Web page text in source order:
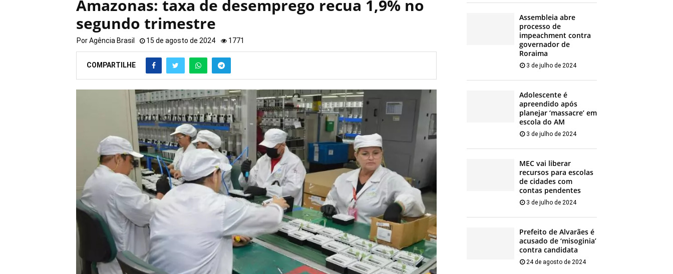
Amazonas: taxa de desemprego recua 1,9% no
segundo trimestre
PorAgência Brasil 15 de agosto de 2024 1771
COMPARTILHE
Assembleia abre
processo de
impeachment contra
governador de
Roraima
3 de julho de 2024
Adolescente é
apreendido após
planejar ‘massacre’ em
escola do AM
3 de julho de 2024
MEC vai liberar
recursos para escolas
de cidades com
contas pendentes
3 de julho de 2024
Prefeito de Alvarães é
acusado de ‘misoginia’
contra candidata
24 de agosto de 2024